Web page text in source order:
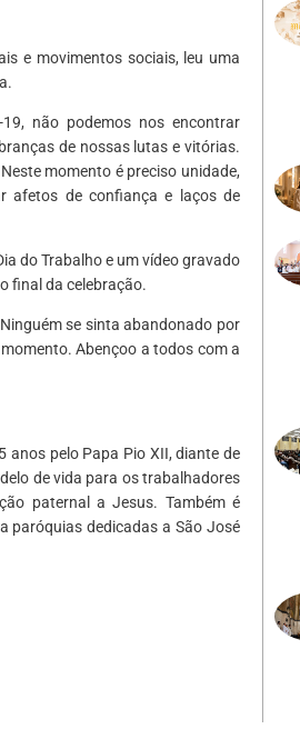
e movimentos sociais, leu uma
não podemos nos encontrar
de nossas lutas e vitórias.
momento é preciso unidade,
afetos de confiança e laços de
do Trabalho e um vídeo gravado
final da celebração.
se sinta abandonado por
Abençoo a todos com a
anos pelo Papa Pio XII, diante de
de vida para os trabalhadores
paternal a Jesus. Também é
paróquias dedicadas a São José